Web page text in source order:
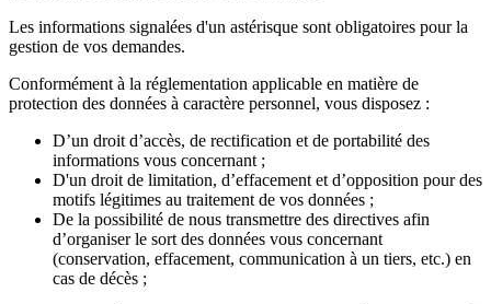
Les informations signalées d'un astérisque sont obligatoires pour la
gestion de vos demandes.
Conformément à la réglementation applicable en matière de
protection des données à caractère personnel, vous disposez :
D’un droit d’accès, de rectification et de portabilité des
informations vous concernant ;
D'un droit de limitation, d’effacement et d’opposition pour des
motifs légitimes au traitement de vos données ;
De la possibilité de nous transmettre des directives afin
d’organiser le sort des données vous concernant
(conservation, effacement, communication à un tiers, etc.) en
cas de décès ;